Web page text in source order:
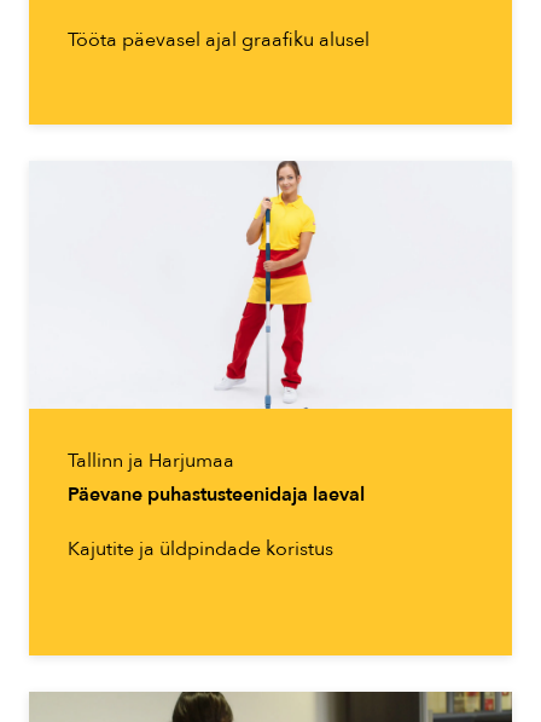
Tööta päevasel ajal graafiku alusel
Tallinn ja Harjumaa
Päevane puhastusteenidaja laeval
Kajutite ja üldpindade koristus